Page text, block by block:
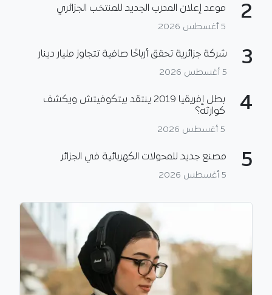
2 موعد إعلان المدرب الجديد للمنتخب الجزائري
5 أغسطس 2026
3 شركة جزائرية تحقق أرباحًا صافية تتجاوز مليار دينار
5 أغسطس 2026
4
بطل إفريقيا 2019 ينتقد بيتكوفيتش ويكشف
كوارثه؟
5 أغسطس 2026
5 مصنع جديد للمحولات الكهربائية في الجزائر
5 أغسطس 2026